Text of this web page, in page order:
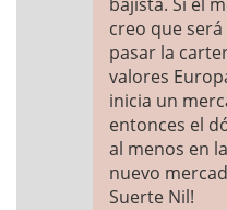
creo que
pasar la
valores
inicia un
entonces el
al menos en
nuevo
Suerte Nil!